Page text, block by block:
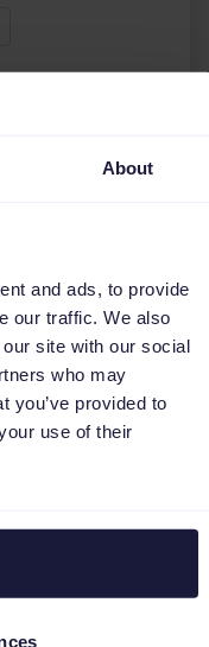
About
and ads, to provide
our traffic. We also
site with our social
who may
you’ve provided to
use of their